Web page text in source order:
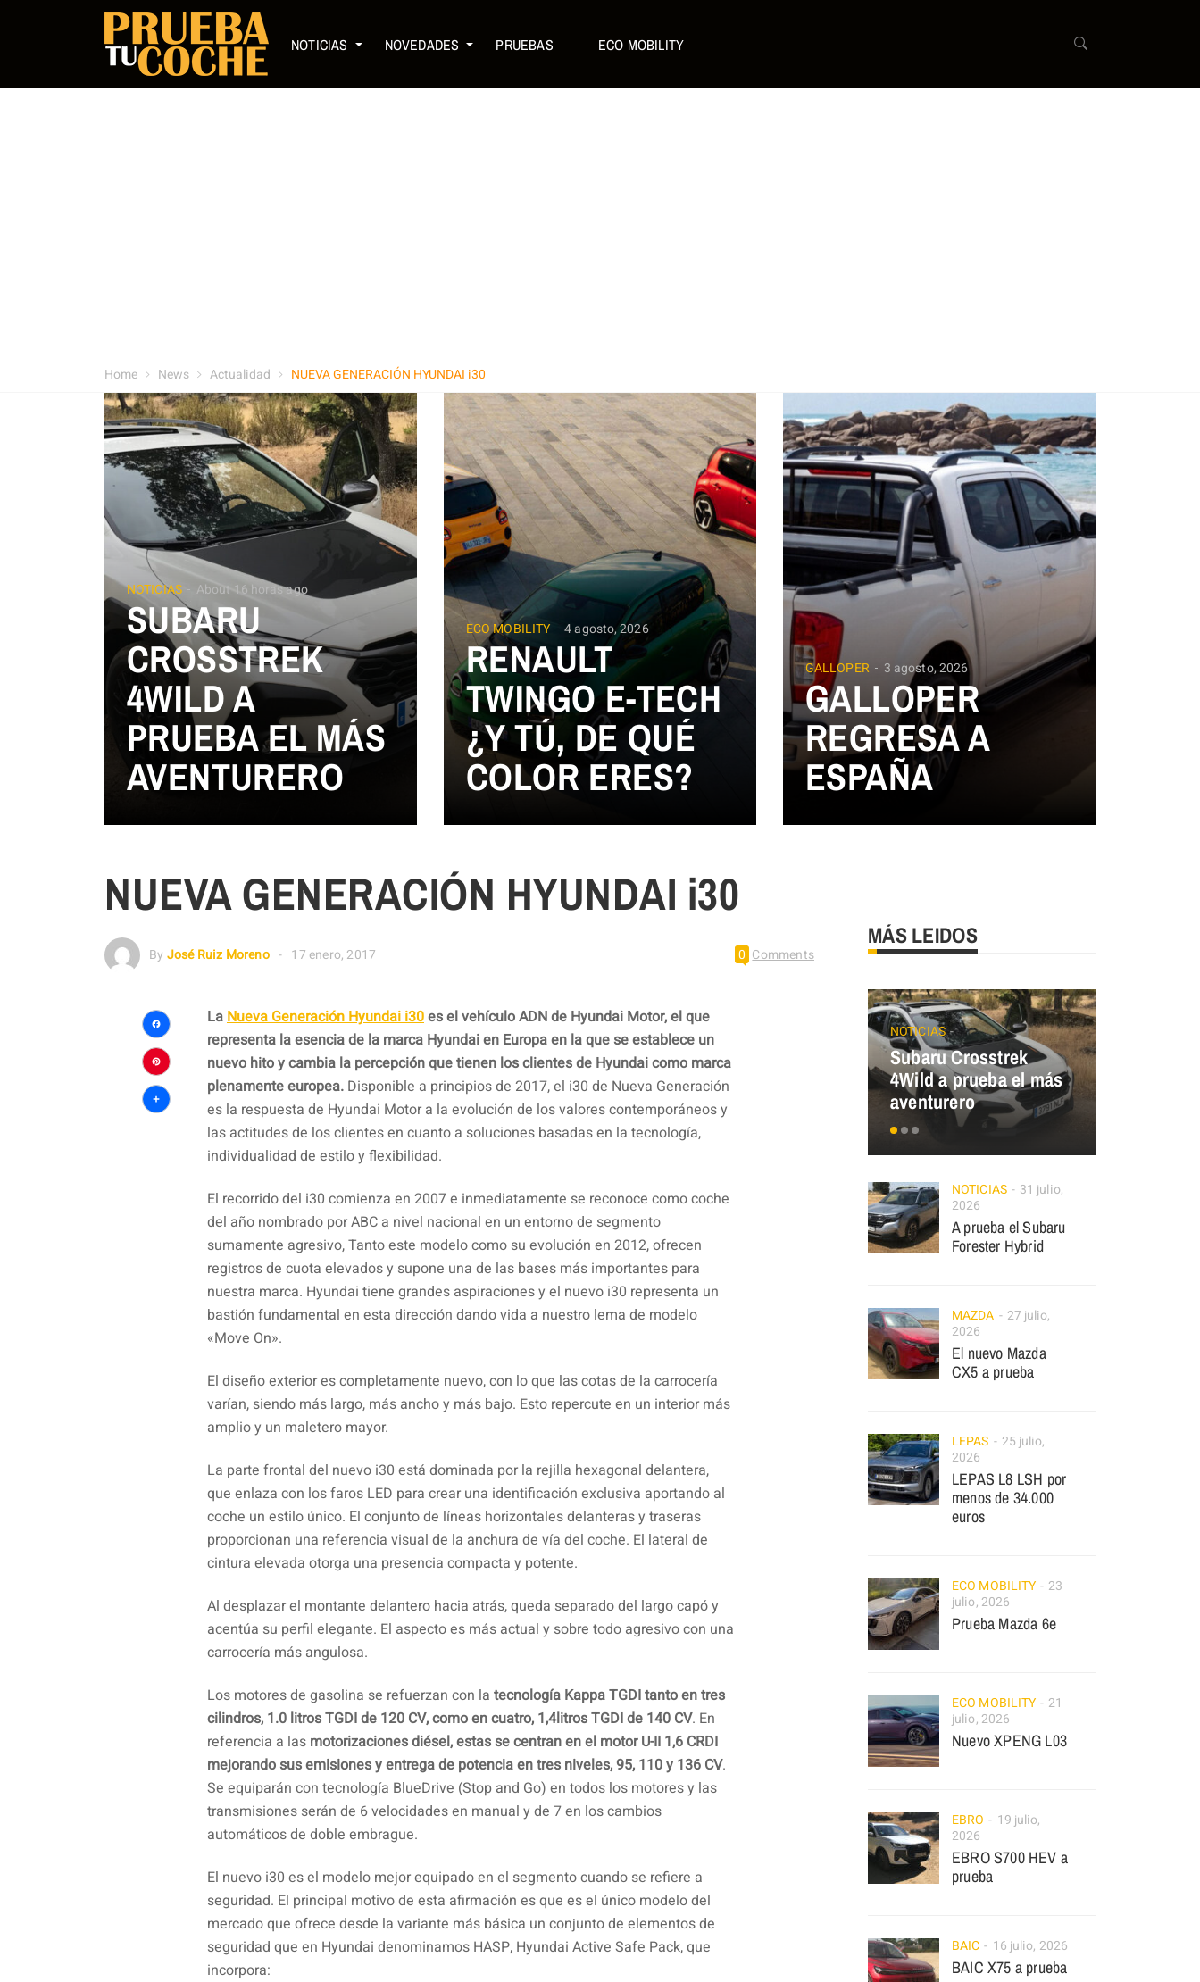
NOTICIAS NOVEDADES PRUEBAS ECO MOBILITY
Home News Actualidad NUEVA GENERACIÓN HYUNDAI i30
NOTICIAS About 16 horas ago
SUBARU
CROSSTREK
4WILD A
PRUEBA EL MÁS
AVENTURERO
ECO MOBILITY 4 agosto, 2026
RENAULT
TWINGO E-TECH
¿Y TÚ, DE QUÉ
COLOR ERES?
GALLOPER 3 agosto, 2026
GALLOPER
REGRESA A
ESPAÑA
NUEVA GENERACIÓN HYUNDAI i30
By José Ruiz Moreno 17 enero, 2017 0 Comments
Facebook
Pinterest
Compartir
La Nueva Generación Hyundai i30es el vehículo ADN de Hyundai Motor, el que
representa la esencia de la marca Hyundai en Europa en la que se establece un
nuevo hito y cambia la percepción que tienen los clientes de Hyundai como marca
plenamente europea. Disponible a principios de 2017, el i30 de Nueva Generación
es la respuesta de Hyundai Motor a la evolución de los valores contemporáneos y
las actitudes de los clientes en cuanto a soluciones basadas en la tecnología,
individualidad de estilo y flexibilidad.
El recorrido del i30 comienza en 2007 e inmediatamente se reconoce como coche
del año nombrado por ABC a nivel nacional en un entorno de segmento
sumamente agresivo, Tanto este modelo como su evolución en 2012, ofrecen
registros de cuota elevados y supone una de las bases más importantes para
nuestra marca. Hyundai tiene grandes aspiraciones y el nuevo i30 representa un
bastión fundamental en esta dirección dando vida a nuestro lema de modelo
«Move On».
El diseño exterior es completamente nuevo, con lo que las cotas de la carrocería
varían, siendo más largo, más ancho y más bajo. Esto repercute en un interior más
amplio y un maletero mayor.
La parte frontal del nuevo i30 está dominada por la rejilla hexagonal delantera,
que enlaza con los faros LED para crear una identificación exclusiva aportando al
coche un estilo único. El conjunto de líneas horizontales delanteras y traseras
proporcionan una referencia visual de la anchura de vía del coche. El lateral de
cintura elevada otorga una presencia compacta y potente.
Al desplazar el montante delantero hacia atrás, queda separado del largo capó y
acentúa su perfil elegante. El aspecto es más actual y sobre todo agresivo con una
carrocería más angulosa.
Los motores de gasolina se refuerzan con la tecnología Kappa TGDI tanto en tres
cilindros, 1.0 litros TGDI de 120 CV, como en cuatro, 1,4litros TGDI de 140 CV. En
referencia a las motorizaciones diésel, estas se centran en el motor U-II 1,6 CRDI
mejorando sus emisiones y entrega de potencia en tres niveles, 95, 110 y 136 CV.
Se equiparán con tecnología BlueDrive (Stop and Go) en todos los motores y las
transmisiones serán de 6 velocidades en manual y de 7 en los cambios
automáticos de doble embrague.
El nuevo i30 es el modelo mejor equipado en el segmento cuando se refiere a
seguridad. El principal motivo de esta afirmación es que es el único modelo del
mercado que ofrece desde la variante más básica un conjunto de elementos de
seguridad que en Hyundai denominamos HASP, Hyundai Active Safe Pack, que
incorpora:
MÁS LEIDOS
NOTICIAS
Subaru Crosstrek
4Wild a prueba el más
aventurero
NOTICIAS
31 julio,
2026
A prueba el Subaru
Forester Hybrid
MAZDA
27 julio,
2026
El nuevo Mazda
CX5 a prueba
LEPAS
25 julio,
2026
LEPAS L8 LSH por
menos de 34.000
euros
ECO MOBILITY
23
julio, 2026
Prueba Mazda 6e
ECO MOBILITY
21
julio, 2026
Nuevo XPENG L03
EBRO
19 julio,
2026
EBRO S700 HEV a
prueba
BAIC 16 julio, 2026
BAIC X75 a prueba